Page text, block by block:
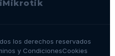
Mikrotik
los derechos reservados
y CondicionesCookies